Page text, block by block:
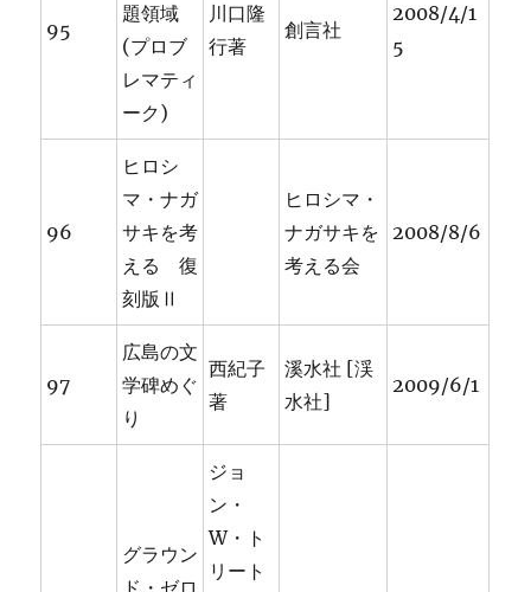
95
題領域
(プロブ
レマティ
ーク)
川口隆
行著
創言社
2008/4/1
5
96
ヒロシ
マ・ナガ
サキを考
える 復
刻版Ⅱ
ヒロシマ・
ナガサキを
考える会
2008/8/6
97
広島の文
学碑めぐ
り
西紀子
著
溪水社 [渓
水社]
2009/6/1
グラウン
ジョ
ン・
W・ト
リート